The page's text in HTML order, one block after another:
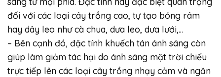
đối với các loại cây trồng cao, tự tạo bóng râm
hay dây leo như cà chua, dưa leo, dưa lưới,…
– Bên cạnh đó, đặc tính khuếch tán ánh sáng còn
giúp làm giảm tác hại do ánh sáng mặt trời chiếu
trực tiếp lên các loại cây trồng nhạy cảm và ngăn